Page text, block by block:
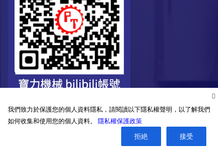
©2026. Pro-Technic Machinery Ltd. All right reserved.
我們致力於保護您的個人資料隱私，請閱讀以下隱私權聲明，以了解我們
如何收集和使用您的個人資料。 隱私權保護政策
拒絶 接受